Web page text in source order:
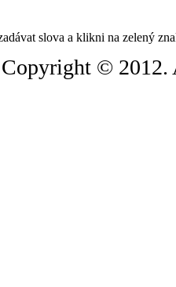
slova a klikni na zelený
© 2012.